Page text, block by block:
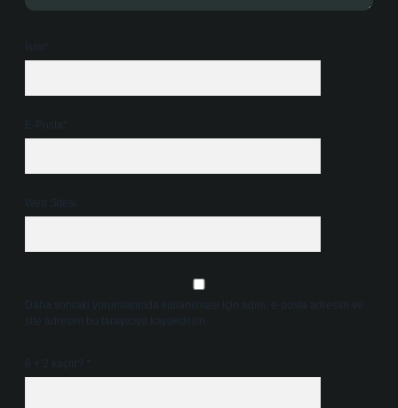
İsim*
E-Posta*
Web Sitesi
Daha sonraki yorumlarımda kullanılması için adım, e-posta adresim ve
site adresim bu tarayıcıya kaydedilsin.
6 + 2 kaçtır?